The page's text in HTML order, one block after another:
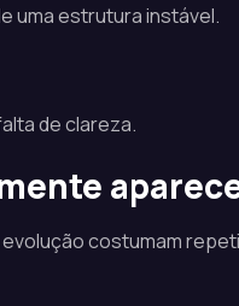
uma estrutura instável.
de clareza.
costumam